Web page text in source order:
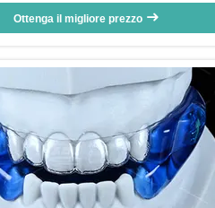
Ottenga il migliore prezzo